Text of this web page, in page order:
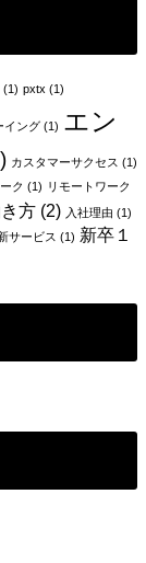
(1) pxtx (1)
イング (1) エン
カスタマーサクセス (1)
ク (1) リモートワーク
方 (2) 入社理由 (1)
サービス (1) 新卒１